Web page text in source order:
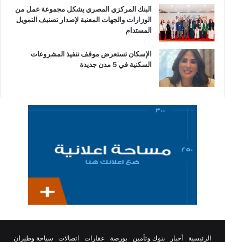
البنك المركزي المصري يشكل مجموعة عمل من
الوزارات والجهات المعنية لإصدار تصنيف التمويل
المستدام
الإسكان تستعرض موقف تنفيذ المشروعات
السكنية في 5 مدن جديدة
الرئيسية أخبار بنوك وتأمين بورصة عقارات اتصالات سياحة وطيران